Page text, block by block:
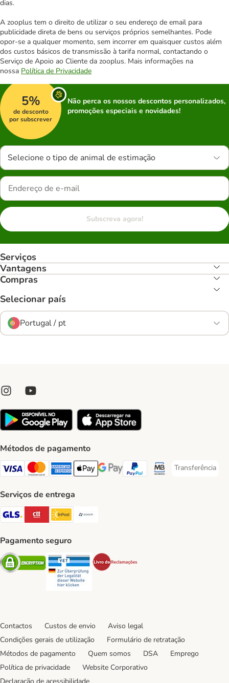
dias.
A zooplus tem o direito de utilizar o seu endereço de email para
publicidade direta de bens ou serviços próprios semelhantes. Pode
opor-se a qualquer momento, sem incorrer em quaisquer custos além
dos custos básicos de transmissão à tarifa normal, contactando o
Serviço de Apoio ao Cliente da zooplus. Mais informações na
nossa Política de Privacidade
5%
de desconto
por subscrever
Não perca os nossos descontos personalizados,
promoções especiais e novidades!
Selecione o tipo de animal de estimação
Subscreva agora!
Serviços
Vantagens
Compras
Selecionar país
Portugal / pt
Métodos de pagamento
Visa Payment Method
Mastercard Payment Method
American Express Payment Method
Apple Pay Payment Method
Google Pay Payment Method
PayPal Payment Method
Multibanco Payment
Transferência
Transferência
Serviços de entrega
GLS Shipping Method
CTTExpress Shipping Method
InPost Shipping Method
Pagamento seguro
Security Security
Contactos Custos de envio
Aviso legal
Condições gerais de utilização
Formulário de retratação
Métodos de pagamento
Quem somos DSA
Emprego
Política de privacidade
Website Corporativo